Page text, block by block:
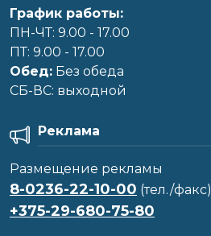
График работы:
ПН-ЧТ: 9.00 - 17.00
ПТ: 9.00 - 17.00
Обед: Без обеда
CБ-ВС: выходной
Реклама
Размещение рекламы
8-0236-22-10-00 (тел./факс)
+375-29-680-75-80